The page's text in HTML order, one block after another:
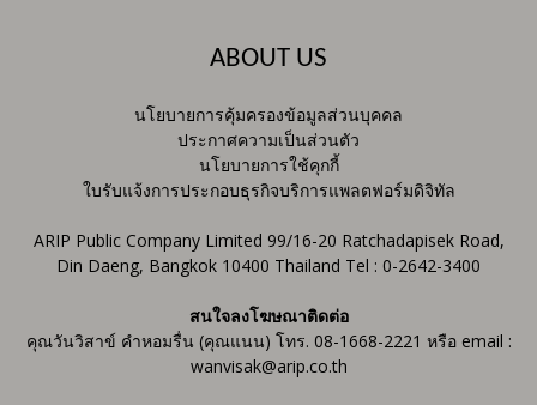
ABOUT US
นโยบายการคุ้มครองข้อมูลส่วนบุคคล
ประกาศความเป็นส่วนตัว
นโยบายการใช้คุกกี้
ใบรับแจ้งการประกอบธุรกิจบริการแพลตฟอร์มดิจิทัล
ARIP Public Company Limited 99/16-20 Ratchadapisek Road,
Din Daeng, Bangkok 10400 Thailand Tel : 0-2642-3400
สนใจลงโฆษณาติดต่อ
คุณวันวิสาข์ คำหอมรื่น (คุณแนน) โทร. 08-1668-2221 หรือ email :
wanvisak@arip.co.th